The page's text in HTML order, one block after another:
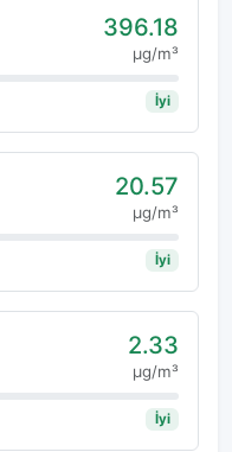
396.18
μg/m³
İyi
20.57
μg/m³
İyi
2.33
μg/m³
İyi